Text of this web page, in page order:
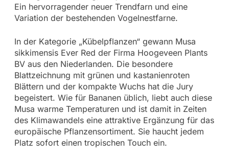
Ein hervorragender neuer Trendfarn und eine
Variation der bestehenden Vogelnestfarne.
In der Kategorie „Kübelpflanzen“ gewann Musa
sikkimensis Ever Red der Firma Hoogeveen Plants
BV aus den Niederlanden. Die besondere
Blattzeichnung mit grünen und kastanienroten
Blättern und der kompakte Wuchs hat die Jury
begeistert. Wie für Bananen üblich, liebt auch diese
Musa warme Temperaturen und ist damit in Zeiten
des Klimawandels eine attraktive Ergänzung für das
europäische Pflanzensortiment. Sie haucht jedem
Platz sofort einen tropischen Touch ein.